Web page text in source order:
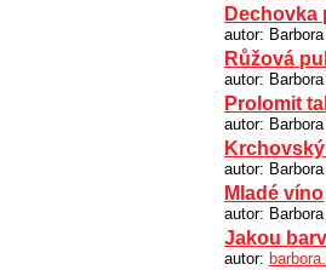
Dechovka
autor:
Růžová
autor:
Prolomit
autor:
autor:
Mladé víno
autor:
Jakou
autor: